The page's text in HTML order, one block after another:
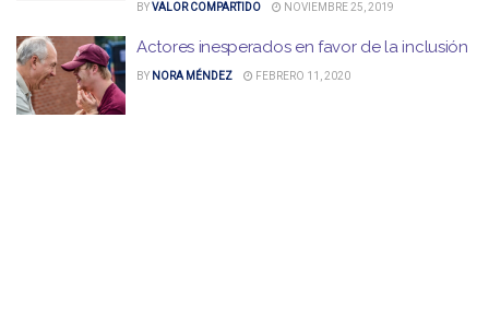
BYVALOR COMPARTIDO NOVIEMBRE 25, 2019
Actores inesperados en favor de la inclusión
BY NORA MÉNDEZ FEBRERO 11, 2020